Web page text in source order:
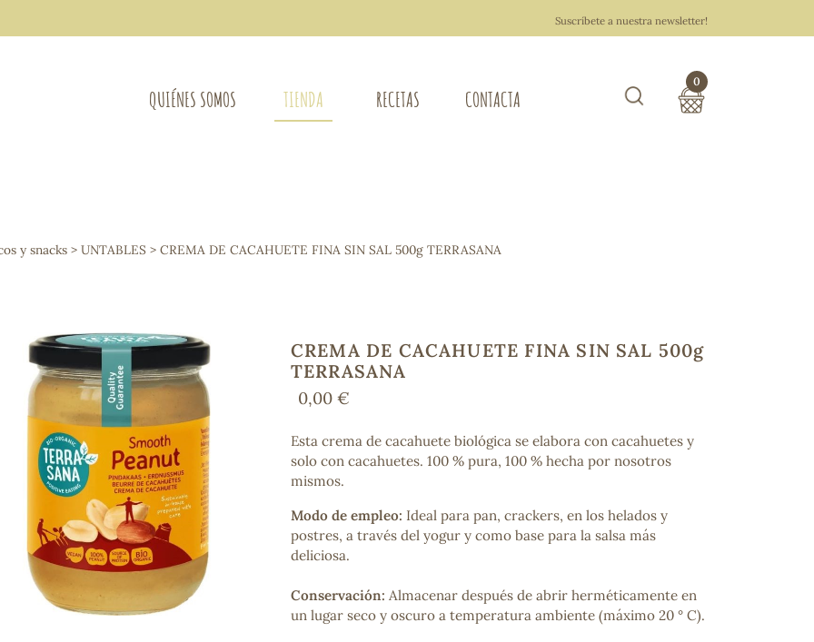
Suscríbete a nuestra newsletter!
QUIÉNES SOMOS TIENDA
Osteo-articular
Mujer
Control de peso
Extracto de plantas
Ácidos Grasos
Depurativos
Bienestar emocional
Jalea Real
Memoria
Hierro
Deporte
Digestivos
Circulatorio, colesterol y glucosa
Superalimentos
Energía
Antioxidantes
RECETAS CONTACTA
0
y snacks > UNTABLES > CREMA DE CACAHUETE FINA SIN SAL 500g TERRASANA
CREMA DE CACAHUETE FINA SIN SAL 500g
TERRASANA
0,00 €
Esta crema de cacahuete biológica se elabora con cacahuetes y
solo con cacahuetes. 100 % pura, 100 % hecha por nosotros
mismos.
Modo de empleo: Ideal para pan, crackers, en los helados y
postres, a través del yogur y como base para la salsa más
deliciosa.
Conservación: Almacenar después de abrir herméticamente en
un lugar seco y oscuro a temperatura ambiente (máximo 20 ° C).